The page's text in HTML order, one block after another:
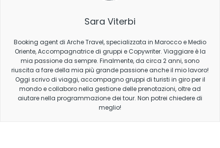
Sara Viterbi
Booking agent di Arche Travel, specializzata in Marocco e Medio
Oriente, Accompagnatrice di gruppi e Copywriter. Viaggiare è la
mia passione da sempre. Finalmente, da circa 2 anni, sono
riuscita a fare della mia più grande passione anche il mio lavoro!
Oggi scrivo di viaggi, accompagno gruppi di turisti in giro per il
mondo e collaboro nella gestione delle prenotazioni, oltre ad
aiutare nella programmazione dei tour. Non potrei chiedere di
meglio!